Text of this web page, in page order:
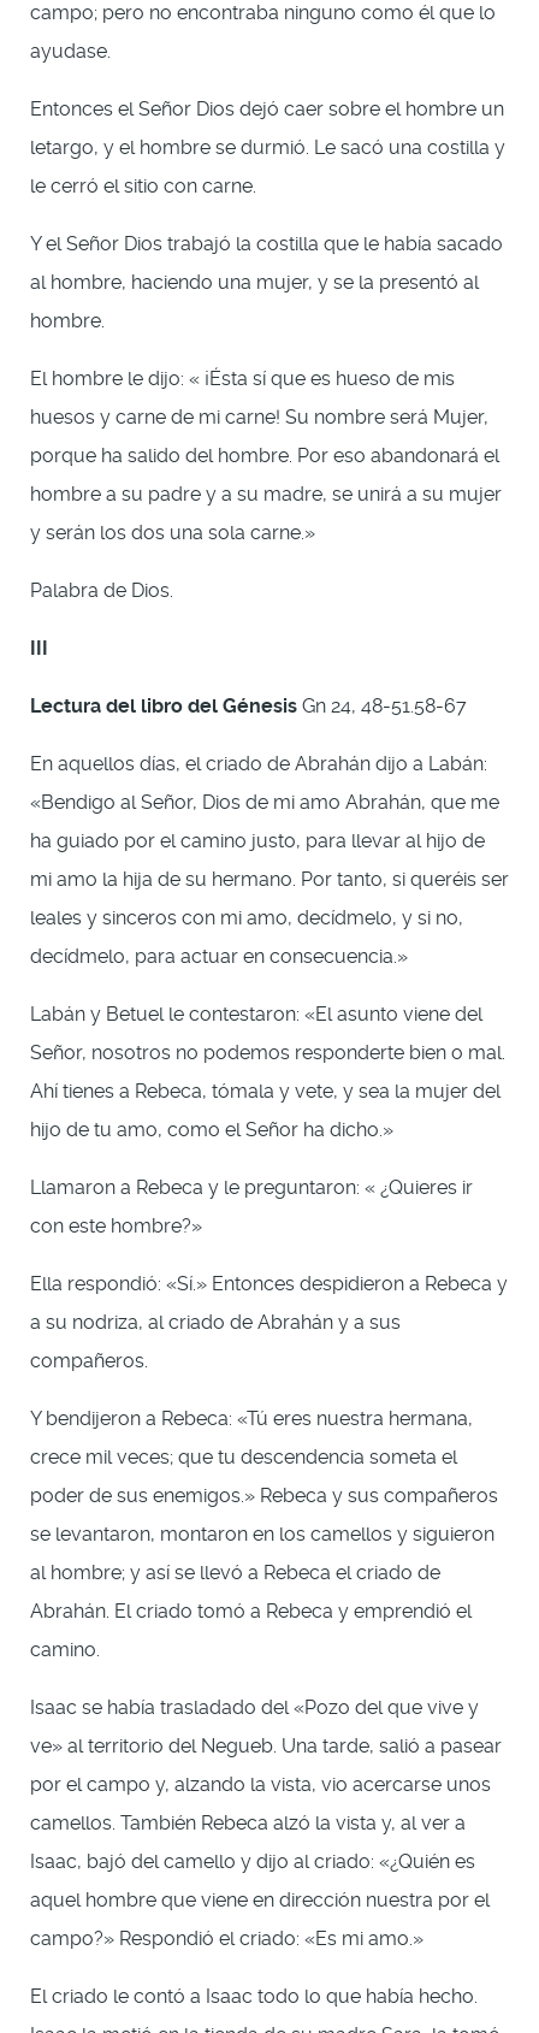
campo; pero no encontraba ninguno como él que lo
ayudase.
Entonces el Señor Dios dejó caer sobre el hombre un
letargo, y el hombre se durmió. Le sacó una costilla y
le cerró el sitio con carne.
Y el Señor Dios trabajó la costilla que le había sacado
al hombre, haciendo una mujer, y se la presentó al
hombre.
El hombre le dijo: « ¡Ésta sí que es hueso de mis
huesos y carne de mi carne! Su nombre será Mujer,
porque ha salido del hombre. Por eso abandonará el
hombre a su padre y a su madre, se unirá a su mujer
y serán los dos una sola carne.»
Palabra de Dios.
III
Lectura del libro del Génesis Gn 24, 48-51.58-67
En aquellos días, el criado de Abrahán dijo a Labán:
«Bendigo al Señor, Dios de mi amo Abrahán, que me
ha guiado por el camino justo, para llevar al hijo de
mi amo la hija de su hermano. Por tanto, si queréis ser
leales y sinceros con mi amo, decídmelo, y si no,
decídmelo, para actuar en consecuencia.»
Labán y Betuel le contestaron: «El asunto viene del
Señor, nosotros no podemos responderte bien o mal.
Ahí tienes a Rebeca, tómala y vete, y sea la mujer del
hijo de tu amo, como el Señor ha dicho.»
Llamaron a Rebeca y le preguntaron: « ¿Quieres ir
con este hombre?»
Ella respondió: «Sí.» Entonces despidieron a Rebeca y
a su nodriza, al criado de Abrahán y a sus
compañeros.
Y bendijeron a Rebeca: «Tú eres nuestra hermana,
crece mil veces; que tu descendencia someta el
poder de sus enemigos.» Rebeca y sus compañeros
se levantaron, montaron en los camellos y siguieron
al hombre; y así se llevó a Rebeca el criado de
Abrahán. El criado tomó a Rebeca y emprendió el
camino.
Isaac se había trasladado del «Pozo del que vive y
ve» al territorio del Negueb. Una tarde, salió a pasear
por el campo y, alzando la vista, vio acercarse unos
camellos. También Rebeca alzó la vista y, al ver a
Isaac, bajó del camello y dijo al criado: «¿Quién es
aquel hombre que viene en dirección nuestra por el
campo?» Respondió el criado: «Es mi amo.»
El criado le contó a Isaac todo lo que había hecho.